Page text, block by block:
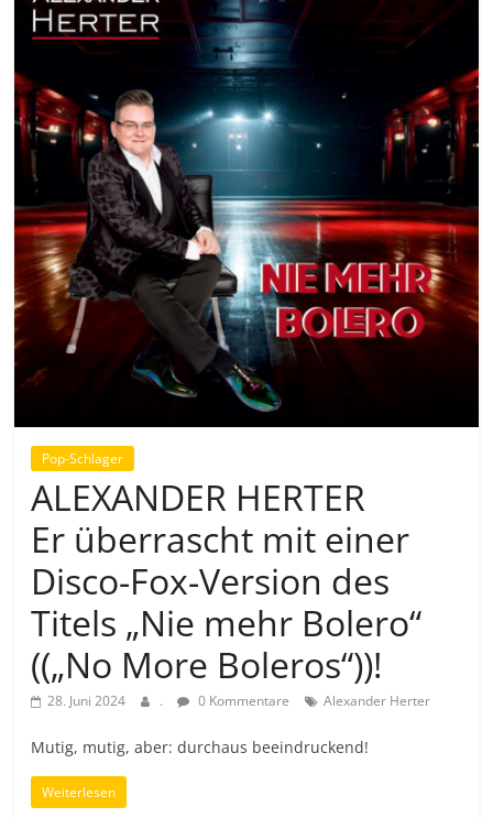
Pop-Schlager
ALEXANDER HERTER
Er überrascht mit einer
Disco-Fox-Version des
Titels „Nie mehr Bolero“
((„No More Boleros“))!
28. Juni 2024 . 0 Kommentare Alexander Herter
Mutig, mutig, aber: durchaus beeindruckend!
Weiterlesen